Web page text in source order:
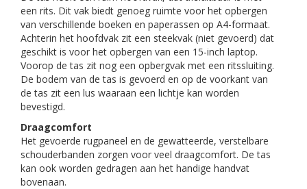
een rits. Dit vak biedt genoeg ruimte voor het opbergen
van verschillende boeken en paperassen op A4-formaat.
Achterin het hoofdvak zit een steekvak (niet gevoerd) dat
geschikt is voor het opbergen van een 15-inch laptop.
Voorop de tas zit nog een opbergvak met een ritssluiting.
De bodem van de tas is gevoerd en op de voorkant van
de tas zit een lus waaraan een lichtje kan worden
bevestigd.
Draagcomfort
Het gevoerde rugpaneel en de gewatteerde, verstelbare
schouderbanden zorgen voor veel draagcomfort. De tas
kan ook worden gedragen aan het handige handvat
bovenaan.